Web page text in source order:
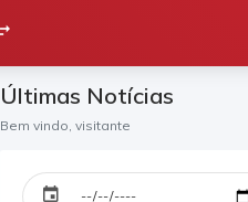
Últimas Notícias
Bem vindo, visitante